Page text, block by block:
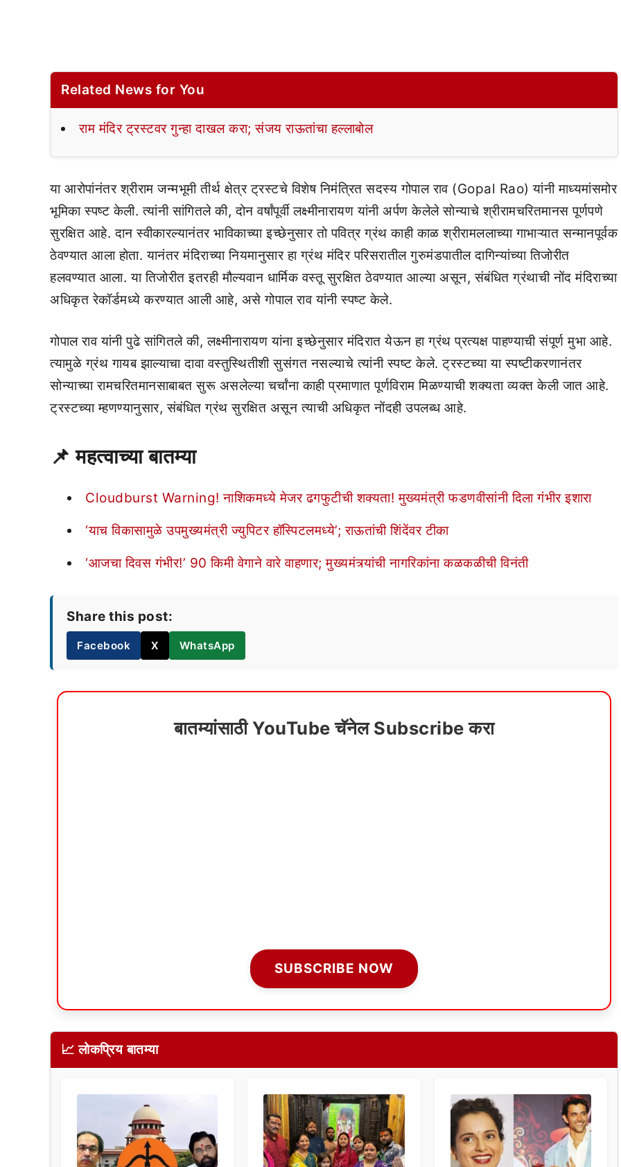
Related News for You
राम मंदिर ट्रस्टवर गुन्हा दाखल करा; संजय राऊतांचा हल्लाबोल
या आरोपांनंतर श्रीराम जन्मभूमी तीर्थ क्षेत्र ट्रस्टचे विशेष निमंत्रित सदस्य गोपाल राव (Gopal Rao) यांनी माध्यमांसमोर
भूमिका स्पष्ट केली. त्यांनी सांगितले की, दोन वर्षांपूर्वी लक्ष्मीनारायण यांनी अर्पण केलेले सोन्याचे श्रीरामचरितमानस पूर्णपणे
सुरक्षित आहे. दान स्वीकारल्यानंतर भाविकाच्या इच्छेनुसार तो पवित्र ग्रंथ काही काळ श्रीरामललाच्या गाभाऱ्यात सन्मानपूर्वक
ठेवण्यात आला होता. यानंतर मंदिराच्या नियमानुसार हा ग्रंथ मंदिर परिसरातील गुरुमंडपातील दागिन्यांच्या तिजोरीत
हलवण्यात आला. या तिजोरीत इतरही मौल्यवान धार्मिक वस्तू सुरक्षित ठेवण्यात आल्या असून, संबंधित ग्रंथाची नोंद मंदिराच्या
अधिकृत रेकॉर्डमध्ये करण्यात आली आहे, असे गोपाल राव यांनी स्पष्ट केले.
गोपाल राव यांनी पुढे सांगितले की, लक्ष्मीनारायण यांना इच्छेनुसार मंदिरात येऊन हा ग्रंथ प्रत्यक्ष पाहण्याची संपूर्ण मुभा आहे.
त्यामुळे ग्रंथ गायब झाल्याचा दावा वस्तुस्थितीशी सुसंगत नसल्याचे त्यांनी स्पष्ट केले. ट्रस्टच्या या स्पष्टीकरणानंतर
सोन्याच्या रामचरितमानसाबाबत सुरू असलेल्या चर्चांना काही प्रमाणात पूर्णविराम मिळण्याची शक्यता व्यक्त केली जात आहे.
ट्रस्टच्या म्हणण्यानुसार, संबंधित ग्रंथ सुरक्षित असून त्याची अधिकृत नोंदही उपलब्ध आहे.
📌महत्वाच्या बातम्या
Cloudburst Warning! नाशिकमध्ये मेजर ढगफुटीची शक्यता! मुख्यमंत्री फडणवीसांनी दिला गंभीर इशारा
‘याच विकासामुळे उपमुख्यमंत्री ज्युपिटर हॉस्पिटलमध्ये’; राऊतांची शिंदेंवर टीका
‘आजचा दिवस गंभीर!’ 90 किमी वेगाने वारे वाहणार; मुख्यमंत्र्यांची नागरिकांना कळकळीची विनंती
Share this post:
Facebook X WhatsApp
बातम्यांसाठी YouTube चॅनेल Subscribe करा
SUBSCRIBE NOW
📈 लोकप्रिय बातम्या